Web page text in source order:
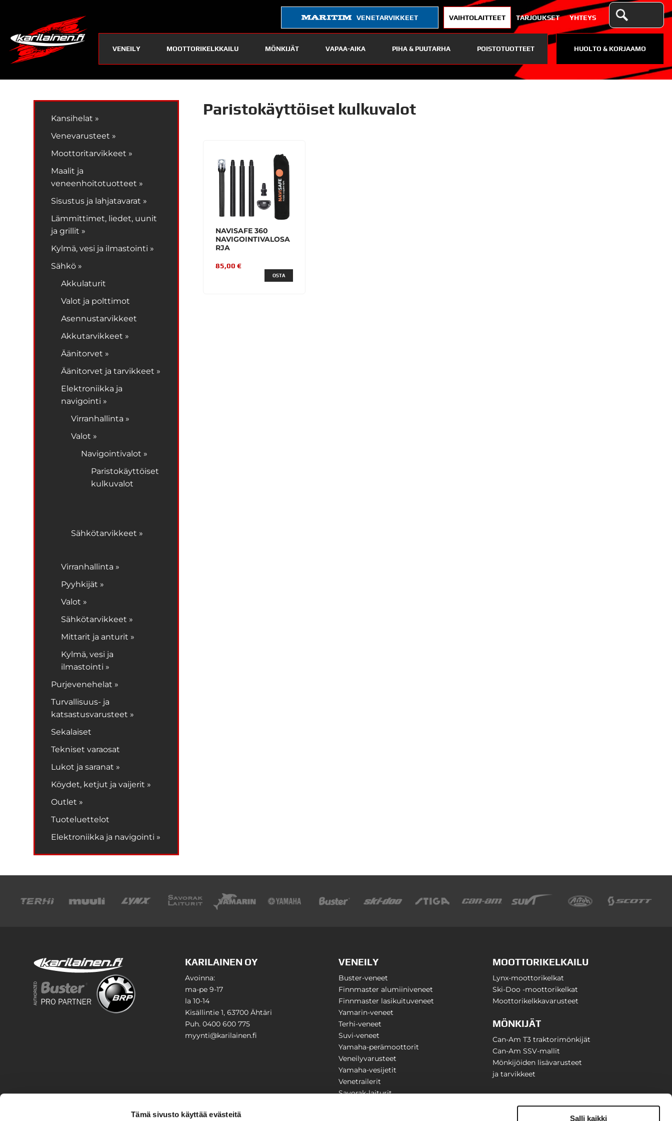
Tämä sivusto käyttää evästeitä Salli kaikki
VENETARVIKKEET VAIHTOLAITTEET TARJOUKSET YHTEYS
VENEILY MOOTTORIKELKKAILU MÖNKIJÄT VAPAA-AIKA PIHA & PUUTARHA POISTOTUOTTEET HUOLTO & KORJAAMO
Kansihelat »
Venevarusteet »
Moottoritarvikkeet »
Maalit ja
veneenhoitotuotteet »
Sisustus ja lahjatavarat »
Lämmittimet, liedet, uunit
ja grillit »
Kylmä, vesi ja ilmastointi »
Sähkö »
Akkulaturit
Valot ja polttimot
Asennustarvikkeet
Akkutarvikkeet »
Äänitorvet »
Äänitorvet ja tarvikkeet »
Elektroniikka ja
navigointi »
Virranhallinta »
Valot »
Navigointivalot »
Paristokäyttöiset
kulkuvalot
Sähkötarvikkeet »
Virranhallinta »
Pyyhkijät »
Valot »
Sähkötarvikkeet »
Mittarit ja anturit »
Kylmä, vesi ja
ilmastointi »
Purjevenehelat »
Turvallisuus- ja
katsastusvarusteet »
Sekalaiset
Tekniset varaosat
Lukot ja saranat »
Köydet, ketjut ja vaijerit »
Outlet »
Tuoteluettelot
Elektroniikka ja navigointi »
Paristokäyttöiset kulkuvalot
NAVISAFE 360
NAVIGOINTIVALOSA
RJA
85,00 €
OSTA
KARILAINEN OY
Avoinna:
ma-pe 9-17
la 10-14
Kisällintie 1, 63700 Ähtäri
Puh. 0400 600 775
myynti@karilainen.fi
VENEILY
Buster-veneet
Finnmaster alumiiniveneet
Finnmaster lasikuituveneet
Yamarin-veneet
Terhi-veneet
Suvi-veneet
Yamaha-perämoottorit
Veneilyvarusteet
Yamaha-vesijetit
Venetrailerit
Savorak-laiturit
MOOTTORIKELKAILU
Lynx-moottorikelkat
Ski-Doo -moottorikelkat
Moottorikelkkavarusteet
MÖNKIJÄT
Can-Am T3 traktorimönkijät
Can-Am SSV-mallit
Mönkijöiden lisävarusteet
ja tarvikkeet
PIHA & PUUTARHA